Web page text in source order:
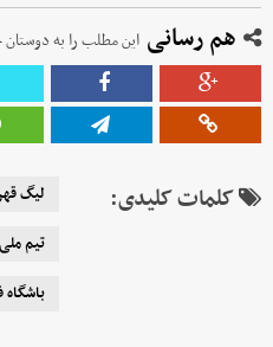
هم رسانی این مطلب را به دوستان
کلمات کلیدی: لیگ
تیم ملی
باشگاه